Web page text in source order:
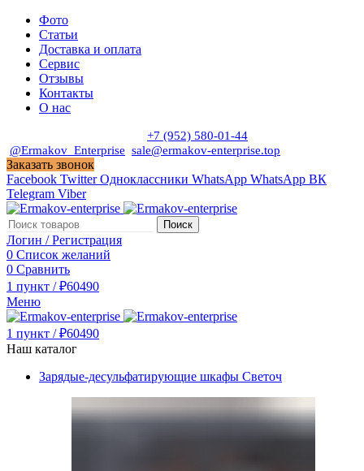
Фото
Статьи
Доставка и оплата
Сервис
Отзывы
Контакты
О нас
+7 (952) 580-01-44
@Ermakov_Enterprise sale@ermakov-enterprise.top
Заказать звонок
Facebook Twitter Одноклассники WhatsApp WhatsApp ВК
Telegram Viber
Поиск
Логин / Регистрация
0 Список желаний
0 Сравнить
1 пункт / ₽60490
Меню
1 пункт / ₽60490
Наш каталог
Зарядые-десульфатирующие шкафы Светоч